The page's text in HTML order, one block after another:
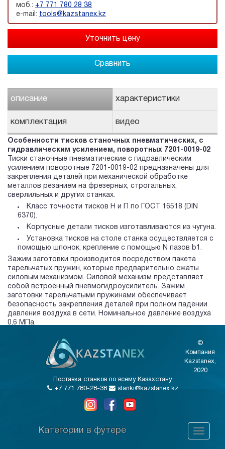
моб.: +7 771 780 28 38
e-mail: tools@kazstanex.kz
Сравнить
описание характеристики
комплектация видео
Особенности тисков станочных пневматических, с
гидравлическим усилением, поворотных 7201-0019-02
Тиски станочные пневматические с гидравлическим
усилением поворотные 7201-0019-02 предназначены для
закрепления деталей при механической обработке
металлов резанием на фрезерных, строгальных,
сверлильных и других станках.
Класс точности тисков Н и П по ГОСТ 16518 (DIN
6370).
Корпусные детали тисков изготавливаются из чугуна.
Установка тисков на столе станка осуществляется с
помощью шпонок, крепление с помощью N пазов b1.
Зажим заготовки производится посредством пакета
тарельчатых пружин, которые предварительно сжаты
силовым механизмом. Силовой механизм представляет
собой встроенный пневмогидроусилитель. Зажим
заготовки тарельчатыми пружинами обеспечивает
безопасность закрепления деталей при полном падении
давления воздуха в сети. Номинальное давление воздуха
0,6 МПа.
©
Компания
Kazstanex,
2020
Поставка станков по всему Казахстану
+7 771 780-28-38
stanki@kazstanex.kz
Категории в футере